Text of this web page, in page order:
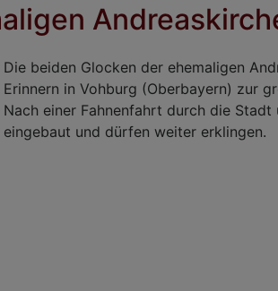
Die beiden Glocken der ehemaligen
Erinnern in Vohburg (Oberbayern) zur
Nach einer Fahnenfahrt durch die
eingebaut und dürfen weiter erklingen.